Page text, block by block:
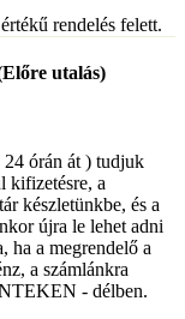
értékű rendelés felett.
utalás)
24 órán át ) tudjuk
kifizetésre, a
készletünkbe, és a
újra le lehet adni
ha a megrendelő a
a számlánkra
- délben.